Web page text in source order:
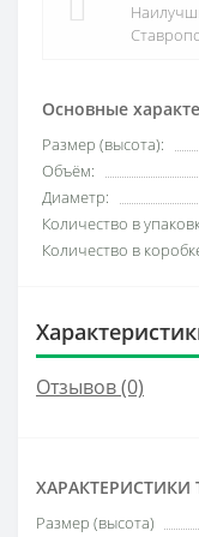
Основные
Размер (высота):
Объём:
Диаметр:
Количество в
Количество в
Отзывов (0)
ХАРАКТЕРИСТИКИ
Размер (высота)